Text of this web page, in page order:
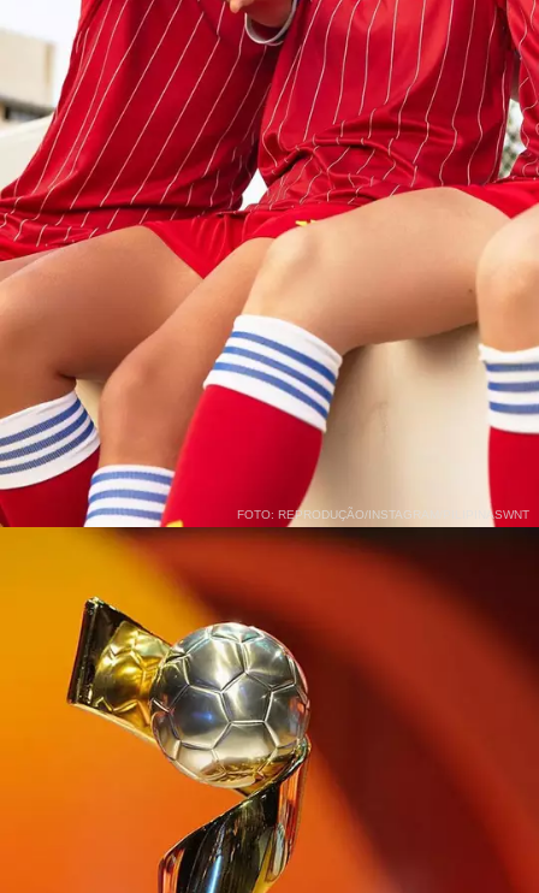
de paticipantes
de 24 para 32 seleções, criou a
de que a disparidade de estruturas
interferir no espetáculo, contudo, as 32
fizeram uma copa que, apesar da
técnica, contou com poucos
elásticos. A maior goleada foi Vietnã 0 a
Em 2019, por exemplo, os EUA
13 a 0 na Tailândia.
FOTO: REPRODUÇÃO/INSTAGRAM/PILIPINASWNT